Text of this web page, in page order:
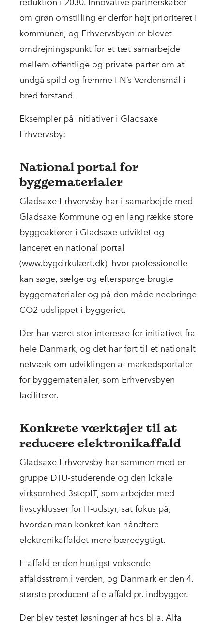
reduktion i 2030. Innovative partnerskaber
om grøn omstilling er derfor højt prioriteret i
kommunen, og Erhvervsbyen er blevet
omdrejningspunkt for et tæt samarbejde
mellem offentlige og private parter om at
undgå spild og fremme FN’s Verdensmål i
bred forstand.
Eksempler på initiativer i Gladsaxe
Erhvervsby:
National portal for
byggematerialer
Gladsaxe Erhvervsby har i samarbejde med
Gladsaxe Kommune og en lang række store
byggeaktører i Gladsaxe udviklet og
lanceret en national portal
(www.bygcirkulært.dk), hvor professionelle
kan søge, sælge og efterspørge brugte
byggematerialer og på den måde nedbringe
CO2-udslippet i byggeriet.
Der har været stor interesse for initiativet fra
hele Danmark, og det har ført til et nationalt
netværk om udviklingen af markedsportaler
for byggematerialer, som Erhvervsbyen
faciliterer.
Konkrete værktøjer til at
reducere elektronikaffald
Gladsaxe Erhvervsby har sammen med en
gruppe DTU-studerende og den lokale
virksomhed 3stepIT, som arbejder med
livscyklusser for IT-udstyr, sat fokus på,
hvordan man konkret kan håndtere
elektronikaffaldet mere bæredygtigt.
E-affald er den hurtigst voksende
affaldsstrøm i verden, og Danmark er den 4.
største producent af e-affald pr. indbygger.
Der blev testet løsninger af hos bl.a. Alfa